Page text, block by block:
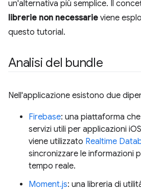
un'alternativa più semplice. Il
librerie non necessarie viene
questo tutorial.
Analisi del bundle
Nell'applicazione esistono due
Firebase: una piattaforma
servizi utili per applicazioni
viene utilizzato Realtime
sincronizzare le informazioni
tempo reale.
Moment.js: una libreria di